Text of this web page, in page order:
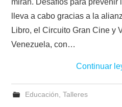
miran. Desafíos para
lleva a cabo gracias a la
Libro, el Circuito Gran Cine y
Venezuela, con…
Continuar
Educación Talleres